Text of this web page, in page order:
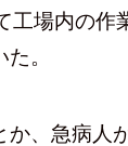
工場内の作
。
か、急病人